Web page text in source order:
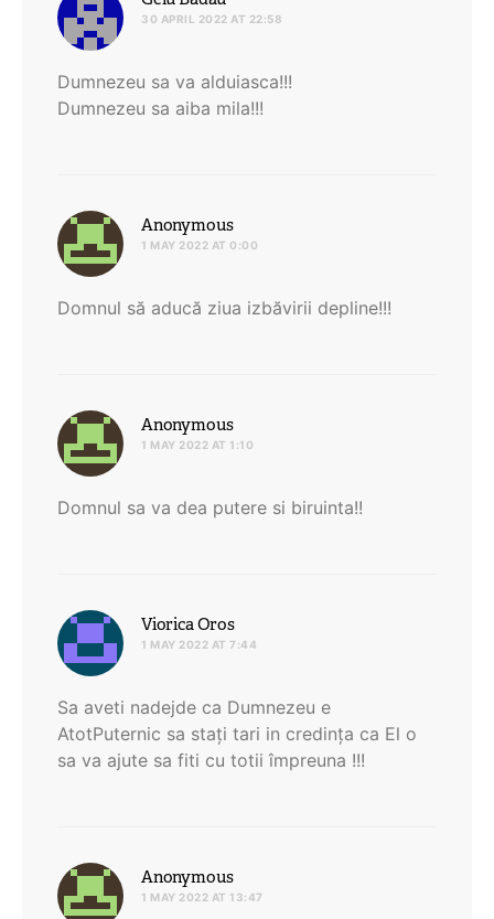
30 APRIL 2022 AT 22:58
Dumnezeu sa va alduiasca!!!
Dumnezeu sa aiba mila!!!
Anonymoussays:
1 MAY 2022 AT 0:00
Domnul să aducă ziua izbăvirii depline!!!
Anonymoussays:
1 MAY 2022 AT 1:10
Domnul sa va dea putere si biruinta!!
Viorica Orossays:
1 MAY 2022 AT 7:44
Sa aveti nadejde ca Dumnezeu e
AtotPuternic sa stați tari in credința ca El o
sa va ajute sa fiti cu totii împreuna !!!
Anonymoussays:
1 MAY 2022 AT 13:47